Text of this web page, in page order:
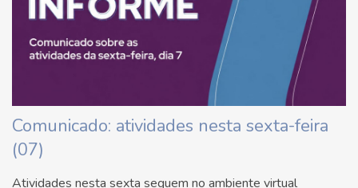
Comunicado: atividades nesta sexta-feira
(07)
Atividades nesta sexta seguem no ambiente virtual